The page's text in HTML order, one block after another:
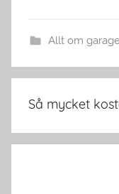
Allt om
Så mycket